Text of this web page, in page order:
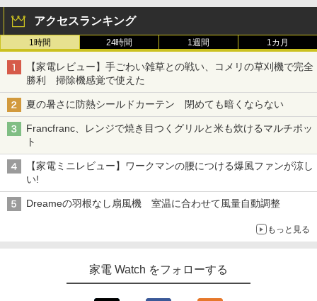
アクセスランキング
1時間 24時間 1週間 1カ月
【家電レビュー】手ごわい雑草との戦い、コメリの草刈機で完全
勝利 掃除機感覚で使えた
夏の暑さに防熱シールドカーテン 閉めても暗くならない
Francfranc、レンジで焼き目つくグリルと米も炊けるマルチポッ
ト
【家電ミニレビュー】ワークマンの腰につける爆風ファンが涼し
い!
Dreameの羽根なし扇風機 室温に合わせて風量自動調整
もっと見る
家電 Watch をフォローする